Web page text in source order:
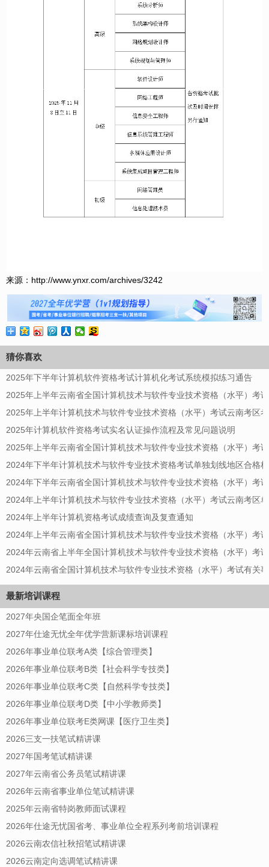
来源：http://www.ynxr.com/archives/3242
猜你喜欢
2025年下半年计算机软件资格考试计算机化考试系统模拟练习通告
2025年上半年云南省全国计算机技术与软件专业技术资格（水平）考
2025年上半年计算机技术与软件专业技术资格（水平）考试云南考区
2025年计算机软件资格考试实名认证操作流程及常见问题说明
2025年上半年云南省全国计算机技术与软件专业技术资格（水平）考
2024年下半年计算机技术与软件专业技术资格考试单独划线地区合格
2024年下半年云南省全国计算机技术与软件专业技术资格（水平）考
2024年上半年计算机技术与软件专业技术资格（水平）考试云南考区
2024年上半年计算机资格考试成绩查询及复查通知
2024年上半年云南省全国计算机技术与软件专业技术资格（水平）考
2024年云南省上半年全国计算机技术与软件专业技术资格（水平）考
2024年云南省全国计算机技术与软件专业技术资格（水平）考试有关
最新培训课程
2027年央国企笔面全年班
2027年仕途无忧全年优学营新课标培训课程
2026年事业单位联考A类【综合管理类】
2026年事业单位联考B类【社会科学专技类】
2026年事业单位联考C类【自然科学专技类】
2026年事业单位联考D类【中小学教师类】
2026年事业单位联考E类网课【医疗卫生类】
2026三支一扶笔试精讲课
2027年国考笔试精讲课
2027年云南省公务员笔试精讲课
2026年云南省事业单位笔试精讲课
2025年云南省特岗教师面试课程
2026年仕途无忧国省考、事业单位全程系列考前培训课程
2026云南农信社秋招笔试精讲课
2026云南定向选调笔试精讲课